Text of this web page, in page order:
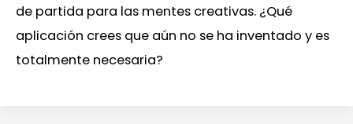
de partida para las mentes creativas. ¿Qué
aplicación crees que aún no se ha inventado y es
totalmente necesaria?